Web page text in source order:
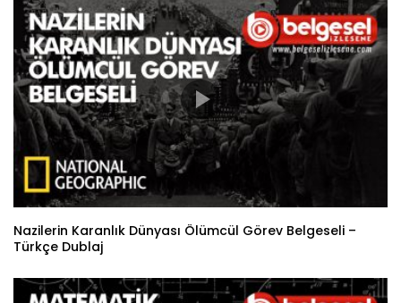
Nazilerin Karanlık Dünyası Ölümcül Görev Belgeseli –
Türkçe Dublaj